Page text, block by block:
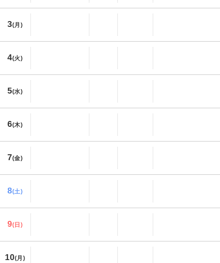
3(月)
4(火)
5(水)
6(木)
7(金)
8(土)
9(日)
10(月)